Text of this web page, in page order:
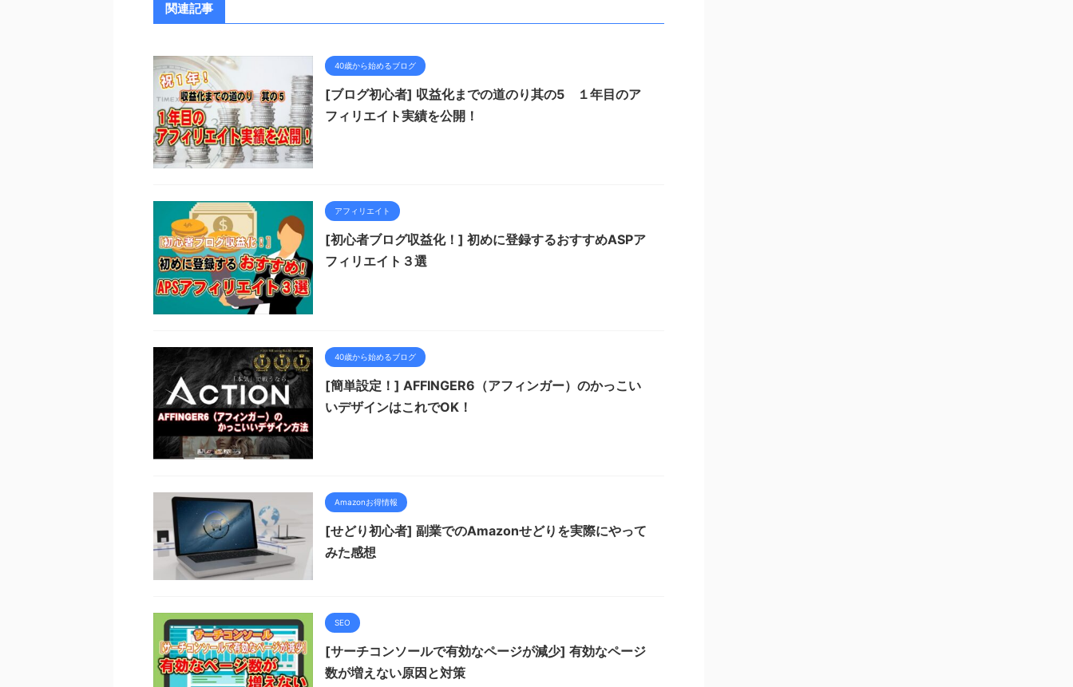
関連記事
40歳から始めるブログ
[ブログ初心者] 収益化までの道のり其の5 １年目のア
フィリエイト実績を公開！
アフィリエイト
[初心者ブログ収益化！] 初めに登録するおすすめASPア
フィリエイト３選
40歳から始めるブログ
[簡単設定！] AFFINGER6（アフィンガー）のかっこい
いデザインはこれでOK！
Amazonお得情報
[せどり初心者] 副業でのAmazonせどりを実際にやって
みた感想
SEO
[サーチコンソールで有効なページが減少] 有効なページ
数が増えない原因と対策